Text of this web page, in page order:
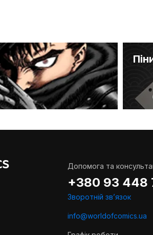
Допомога та
+380 93 448
Зворотній звʼязок
info@worldofcomics.ua